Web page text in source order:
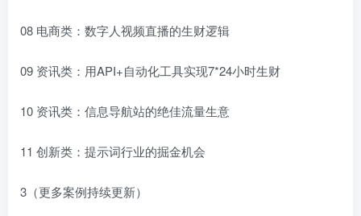
08 电商类：数字人视频直播的生财逻辑
09 资讯类：用API+自动化工具实现7*24小时生财
10 资讯类：信息导航站的绝佳流量生意
11 创新类：提示词行业的掘金机会
3（更多案例持续更新）